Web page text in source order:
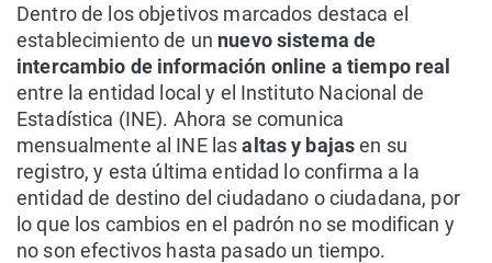
Dentro de los objetivos marcados destaca el
establecimiento de un nuevo sistema de
intercambio de información online a tiempo real
entre la entidad local y el Instituto Nacional de
Estadística (INE). Ahora se comunica
mensualmente al INE lasaltas y bajasen su
registro, y esta última entidad lo confirma a la
entidad de destino del ciudadano o ciudadana, por
lo que los cambios en el padrón no se modifican y
no son efectivos hasta pasado un tiempo.